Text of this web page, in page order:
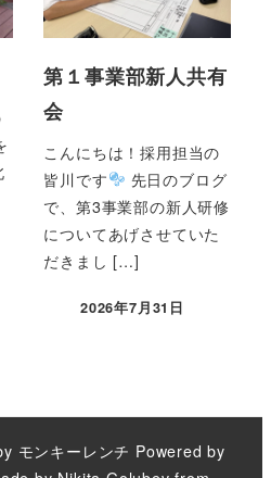
第１事業部新人共有
会
こんにちは！採用担当の
皆川です
先日のブログ
で、第3事業部の新人研修
についてあげさせていた
だきまし […]
2026年7月31日
モンキーレンチ Powered by